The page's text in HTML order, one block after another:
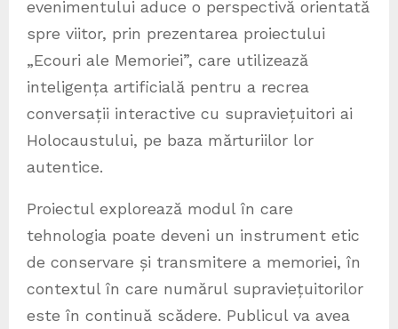
evenimentului aduce o perspectivă orientată
spre viitor, prin prezentarea proiectului
„Ecouri ale Memoriei”, care utilizează
inteligența artificială pentru a recrea
conversații interactive cu supraviețuitori ai
Holocaustului, pe baza mărturiilor lor
autentice.
Proiectul explorează modul în care
tehnologia poate deveni un instrument etic
de conservare și transmitere a memoriei, în
contextul în care numărul supraviețuitorilor
este în continuă scădere. Publicul va avea